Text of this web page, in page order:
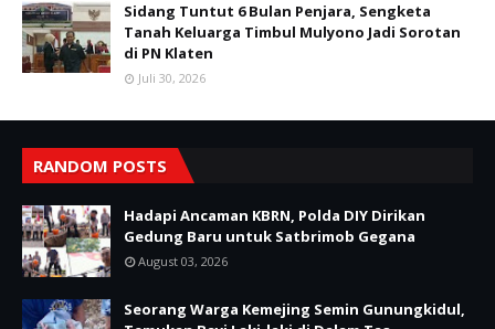
Sidang Tuntut 6 Bulan Penjara, Sengketa
Tanah Keluarga Timbul Mulyono Jadi Sorotan
di PN Klaten
Juli 30, 2026
RANDOM POSTS
Hadapi Ancaman KBRN, Polda DIY Dirikan
Gedung Baru untuk Satbrimob Gegana
August 03, 2026
Seorang Warga Kemejing Semin Gunungkidul,